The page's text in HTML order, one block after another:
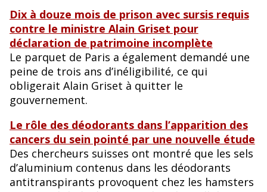
Dix à douze mois de prison avec sursis requis
contre le ministre Alain Griset pour
déclaration de patrimoine incomplète
Le parquet de Paris a également demandé une
peine de trois ans d’inéligibilité, ce qui
obligerait Alain Griset à quitter le
gouvernement.
Le rôle des déodorants dans l’apparition des
cancers du sein pointé par une nouvelle étude
Des chercheurs suisses ont montré que les sels
d’aluminium contenus dans les déodorants
antitranspirants provoquent chez les hamsters